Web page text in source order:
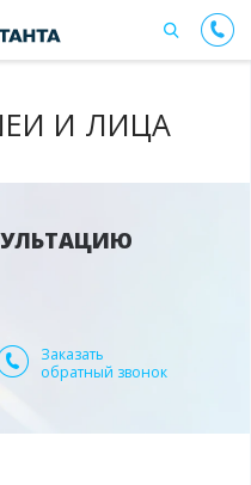
И ЛИЦА
Заказать
обратный звонок